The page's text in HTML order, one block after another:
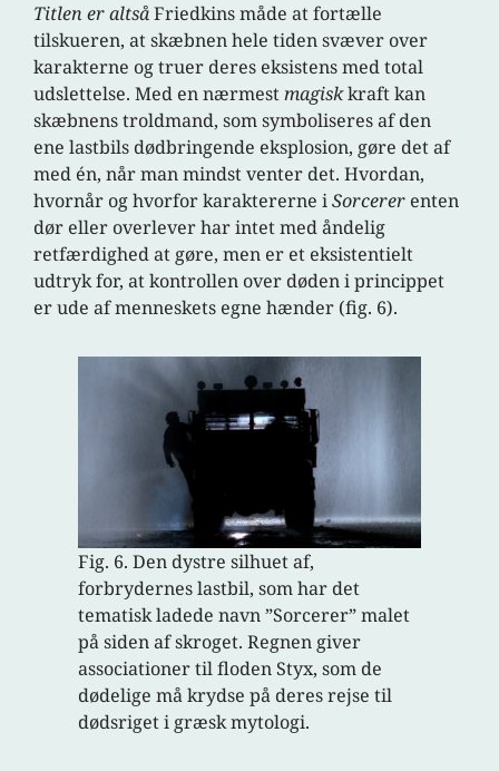
Titlen er altsåFriedkins måde at fortælle
tilskueren, at skæbnen hele tiden svæver over
karakterne og truer deres eksistens med total
udslettelse. Med en nærmestmagiskkraft kan
skæbnens troldmand, som symboliseres af den
ene lastbils dødbringende eksplosion, gøre det af
med én, når man mindst venter det. Hvordan,
hvornår og hvorfor karaktererne iSorcerer enten
dør eller overlever har intet med åndelig
retfærdighed at gøre, men er et eksistentielt
udtryk for, at kontrollen over døden i princippet
er ude af menneskets egne hænder (fig. 6).
Fig. 6. Den dystre silhuet af,
forbrydernes lastbil, som har det
tematisk ladede navn ”Sorcerer” malet
på siden af skroget. Regnen giver
associationer til floden Styx, som de
dødelige må krydse på deres rejse til
dødsriget i græsk mytologi.